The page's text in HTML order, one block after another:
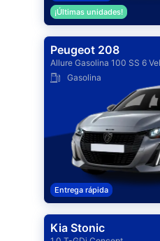
¡Últimas unidades!
Peugeot 208
Allure Gasolina 100 SS 6
Gasolina
Entrega rápida
Kia Stonic